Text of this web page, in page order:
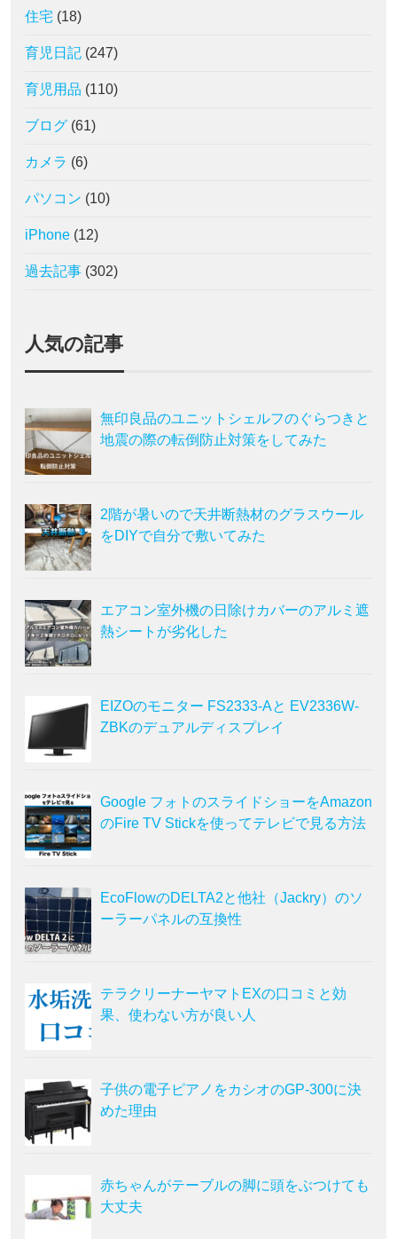
住宅 (18)
育児日記 (247)
育児用品 (110)
ブログ (61)
カメラ (6)
パソコン (10)
iPhone (12)
過去記事 (302)
人気の記事
無印良品のユニットシェルフのぐらつきと
地震の際の転倒防止対策をしてみた
2階が暑いので天井断熱材のグラスウール
をDIYで自分で敷いてみた
エアコン室外機の日除けカバーのアルミ遮
熱シートが劣化した
EIZOのモニター FS2333-Aと EV2336W-
ZBKのデュアルディスプレイ
Google フォトのスライドショーをAmazon
のFire TV Stickを使ってテレビで見る方法
EcoFlowのDELTA2と他社（Jackry）のソ
ーラーパネルの互換性
テラクリーナーヤマトEXの口コミと効
果、使わない方が良い人
子供の電子ピアノをカシオのGP-300に決
めた理由
赤ちゃんがテーブルの脚に頭をぶつけても
大丈夫